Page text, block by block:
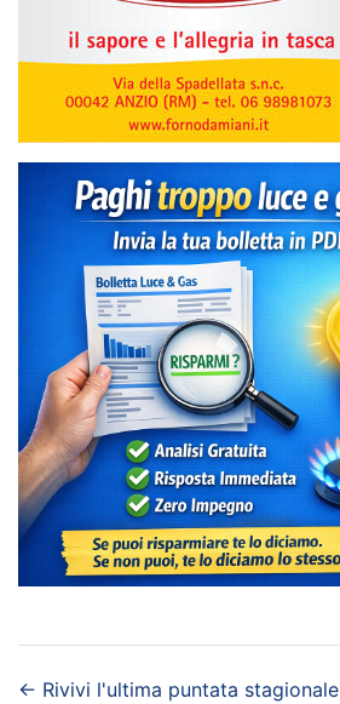
← Rivivi l'ultima puntata stagionale